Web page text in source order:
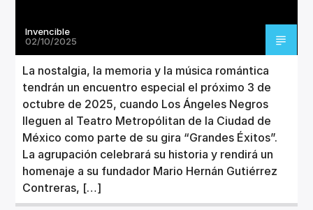
Invencible
02/10/2025
La nostalgia, la memoria y la música romántica
tendrán un encuentro especial el próximo 3 de
octubre de 2025, cuando Los Ángeles Negros
lleguen al Teatro Metropólitan de la Ciudad de
México como parte de su gira “Grandes Éxitos”.
La agrupación celebrará su historia y rendirá un
homenaje a su fundador Mario Hernán Gutiérrez
Contreras, […]